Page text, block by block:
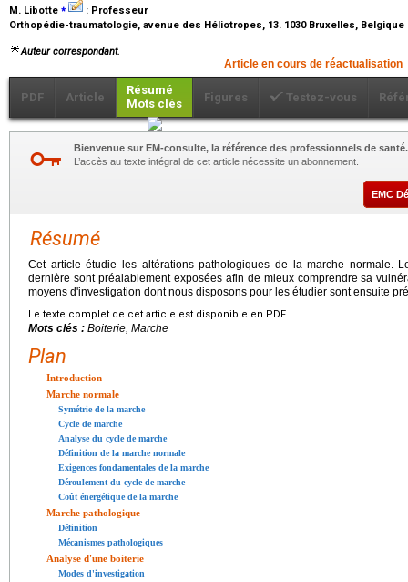
M. Libotte ⁎ : Professeur
Orthopédie-traumatologie, avenue des Héliotropes, 13. 1030 Bruxelles, Belgique
Auteur correspondant.
Article en cours de réactualisation
PDF Article
Résumé
Mots clés
Figures Testez-vous
Bienvenue sur EM-consulte, la référence des professionnels de santé.
L’accès au texte intégral de cet article nécessite un abonnement.
EMC
Résumé
Cet article étudie les altérations pathologiques de la marche normale.
dernière sont préalablement exposées afin de mieux comprendre sa
moyens d'investigation dont nous disposons pour les étudier sont ensuite
Le texte complet de cet article est disponible en PDF.
Mots clés : Boiterie, Marche
Plan
Introduction
Marche normale
Symétrie de la marche
Cycle de marche
Analyse du cycle de marche
Définition de la marche normale
Exigences fondamentales de la marche
Déroulement du cycle de marche
Coût énergétique de la marche
Marche pathologique
Définition
Mécanismes pathologiques
Analyse d'une boiterie
Modes d'investigation